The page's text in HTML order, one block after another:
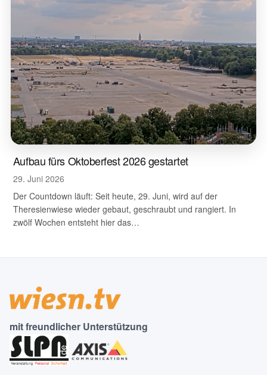
Aufbau fürs Oktoberfest 2026 gestartet
29. Juni 2026
Der Countdown läuft: Seit heute, 29. Juni, wird auf der
Theresienwiese wieder gebaut, geschraubt und rangiert. In
zwölf Wochen entsteht hier das…
mit freundlicher Unterstützung